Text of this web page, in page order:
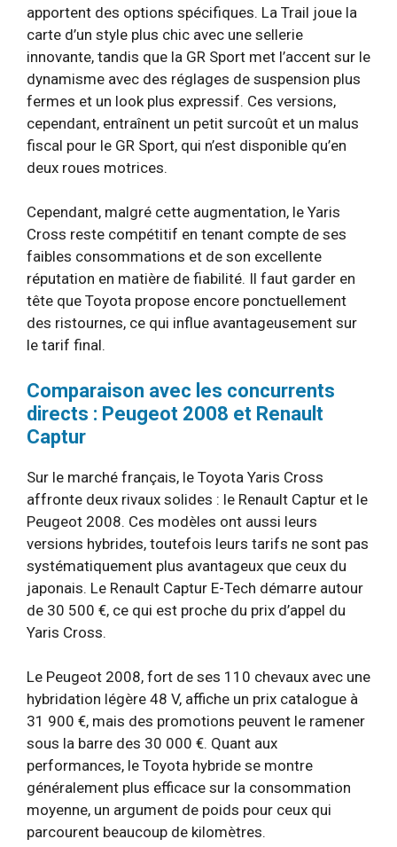
apportent des options spécifiques. La Trail joue la
carte d’un style plus chic avec une sellerie
innovante, tandis que la GR Sport met l’accent sur le
dynamisme avec des réglages de suspension plus
fermes et un look plus expressif. Ces versions,
cependant, entraînent un petit surcoût et un malus
fiscal pour le GR Sport, qui n’est disponible qu’en
deux roues motrices.
Cependant, malgré cette augmentation, le Yaris
Cross reste compétitif en tenant compte de ses
faibles consommations et de son excellente
réputation en matière de fiabilité. Il faut garder en
tête que Toyota propose encore ponctuellement
des ristournes, ce qui influe avantageusement sur
le tarif final.
Comparaison avec les concurrents
directs : Peugeot 2008 et Renault
Captur
Sur le marché français, le Toyota Yaris Cross
affronte deux rivaux solides : le Renault Captur et le
Peugeot 2008. Ces modèles ont aussi leurs
versions hybrides, toutefois leurs tarifs ne sont pas
systématiquement plus avantageux que ceux du
japonais. Le Renault Captur E-Tech démarre autour
de 30 500 €, ce qui est proche du prix d’appel du
Yaris Cross.
Le Peugeot 2008, fort de ses 110 chevaux avec une
hybridation légère 48 V, affiche un prix catalogue à
31 900 €, mais des promotions peuvent le ramener
sous la barre des 30 000 €. Quant aux
performances, le Toyota hybride se montre
généralement plus efficace sur la consommation
moyenne, un argument de poids pour ceux qui
parcourent beaucoup de kilomètres.